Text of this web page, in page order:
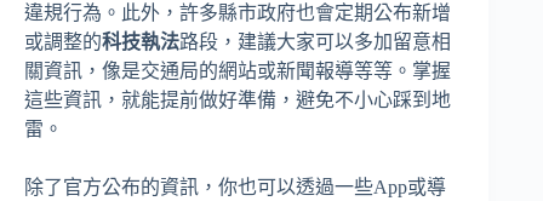
違規行為。此外，許多縣市政府也會定期公布新增
或調整的科技執法路段，建議大家可以多加留意相
關資訊，像是交通局的網站或新聞報導等等。掌握
這些資訊，就能提前做好準備，避免不小心踩到地
雷。
除了官方公布的資訊，你也可以透過一些App或導